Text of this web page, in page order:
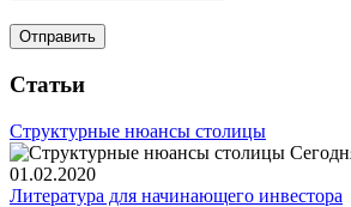
Статьи
Структурные нюансы столицы
01.02.2020
Литература для начинающего инвестора